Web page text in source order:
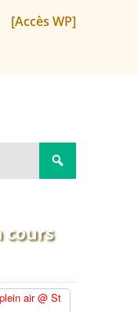
[Accès WP]
cours
air@ St